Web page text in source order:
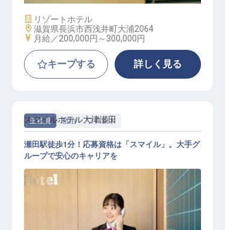
施設業態
リゾートホテル
勤務地
滋賀県長浜市西浅井町大浦2064
給与
月給／200,000円～ 300,000円
キープする 詳しく見る
正社員 宿泊 フロント
スマイルホテル大津瀬田
瀬田駅徒歩1分！応募資格は「スマイル」。大手グ
ループで安心のキャリアを